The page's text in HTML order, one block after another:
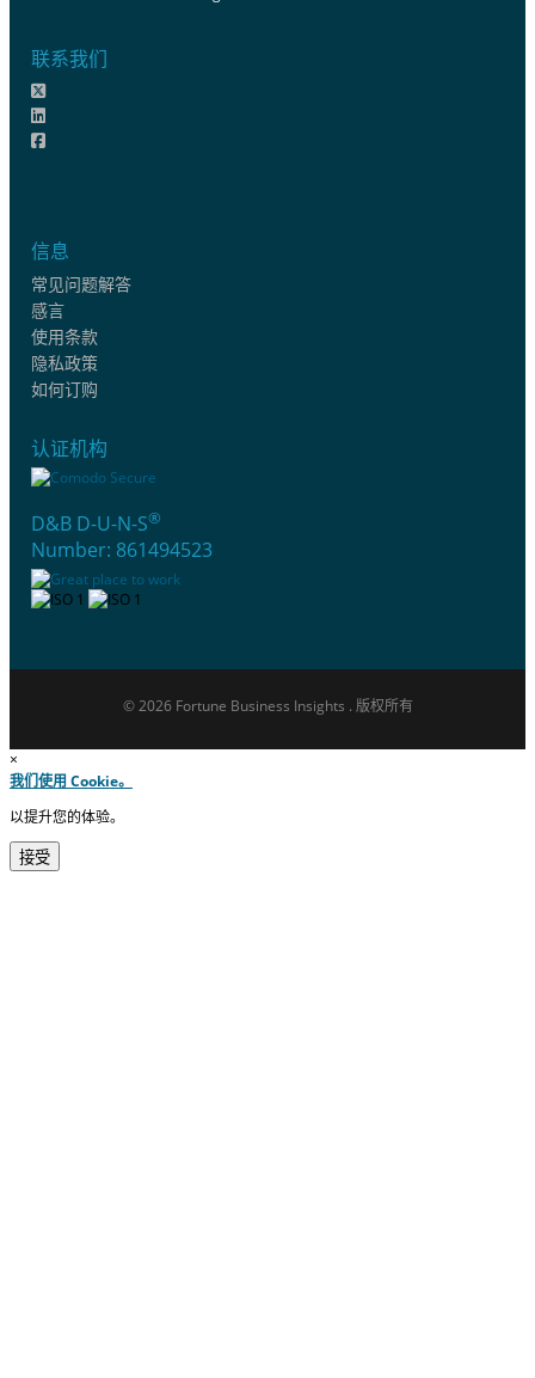
联系我们
信息
常见问题解答
感言
使用条款
隐私政策
如何订购
认证机构
D&B D-U-N-S®
Number: 861494523
© 2026 Fortune Business Insights . 版权所有
×
我们使用 Cookie。
以提升您的体验。
接受